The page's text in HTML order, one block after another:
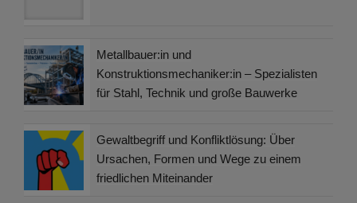
Metallbauer:in und
Konstruktionsmechaniker:in – Spezialisten
für Stahl, Technik und große Bauwerke
Gewaltbegriff und Konfliktlösung: Über
Ursachen, Formen und Wege zu einem
friedlichen Miteinander